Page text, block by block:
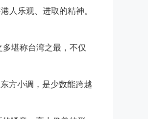
人乐观、进取的精神。
堪称台湾之最，不仅
方小调，是少数能跨越